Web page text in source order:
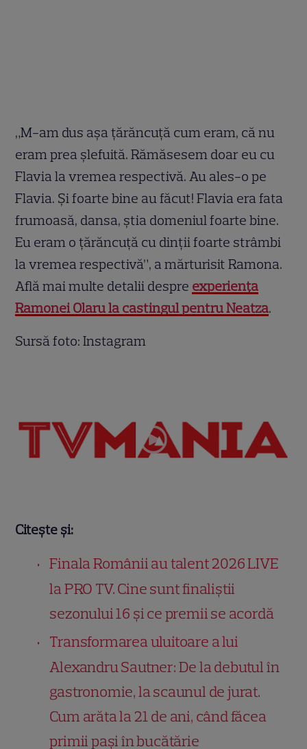
„M-am dus așa țărăncuță cum eram, că nu
eram prea șlefuită. Rămăsesem doar eu cu
Flavia la vremea respectivă. Au ales-o pe
Flavia. Și foarte bine au făcut! Flavia era fata
frumoasă, dansa, știa domeniul foarte bine.
Eu eram o țărăncuță cu dinții foarte strâmbi
la vremea respectivă”, a mărturisit Ramona.
Află mai multe detalii despre experiența
Ramonei Olaru la castingul pentru Neatza.
Sursă foto: Instagram
Citește și:
Finala Românii au talent 2026 LIVE
la PRO TV. Cine sunt finaliștii
sezonului 16 și ce premii se acordă
Transformarea uluitoare a lui
Alexandru Sautner: De la debutul în
gastronomie, la scaunul de jurat.
Cum arăta la 21 de ani, când făcea
primii pași în bucătărie